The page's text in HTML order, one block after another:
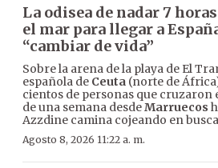
La odisea de nadar 7
el mar para llegar a
“cambiar de vida”
Sobre la arena de la playa de El
española de Ceuta (norte de
cientos de personas que cruzaron
de una semana desdeMarruecos
Azzdine camina cojeando en
Agosto 8, 2026 11:22 a. m.